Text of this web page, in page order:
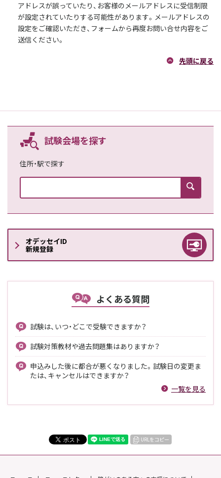
アドレスが誤っていたり、お客様のメールアドレスに受信制限
が設定されていたりする可能性があります。メールアドレスの
設定をご確認いただき、フォームから再度お問い合せ内容をご
送信ください。
先頭に戻る
試験会場を探す
住所・駅で探す
検索
オデッセイID
新規登録
よくある質問
試験は、いつ・どこで受験できますか？
試験対策教材や過去問題集はありますか？
申込みした後に都合が悪くなりました。試験日の変更ま
たは、キャンセルはできますか？
一覧を見る
URLをコピー